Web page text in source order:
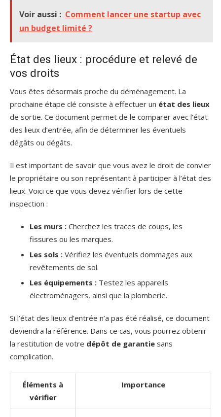
Voir aussi : Comment lancer une startup avec
un budget limité ?
État des lieux : procédure et relevé de
vos droits
Vous êtes désormais proche du déménagement. La
prochaine étape clé consiste à effectuer un état des lieux
de sortie. Ce document permet de le comparer avec l’état
des lieux d’entrée, afin de déterminer les éventuels
dégâts ou dégâts.
Il est important de savoir que vous avez le droit de convier
le propriétaire ou son représentant à participer à l’état des
lieux. Voici ce que vous devez vérifier lors de cette
inspection :
Les murs : Cherchez les traces de coups, les
fissures ou les marques.
Les sols : Vérifiez les éventuels dommages aux
revêtements de sol.
Les équipements : Testez les appareils
électroménagers, ainsi que la plomberie.
Si l’état des lieux d’entrée n’a pas été réalisé, ce document
deviendra la référence. Dans ce cas, vous pourrez obtenir
la restitution de votre dépôt de garantie sans
complication.
Éléments à
vérifier
Importance